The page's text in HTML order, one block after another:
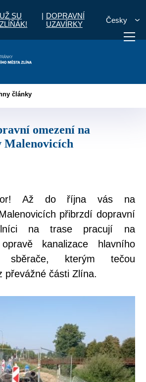
UŽ SU
ZLÍŇÁK!
| DOPRAVNÍ
UZAVÍRKY
Česky
Potřebuji zaplatit
články
Malenovicích
Až do října vás na
přibrzdí dopravní
na trase pracují na
kanalizace hlavního
sběrače, kterým tečou
převážné části Zlína.